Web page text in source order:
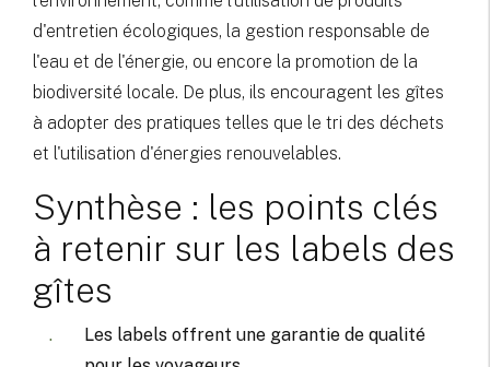
d'entretien écologiques, la gestion responsable de
l'eau et de l'énergie, ou encore la promotion de la
biodiversité locale. De plus, ils encouragent les gîtes
à adopter des pratiques telles que le tri des déchets
et l'utilisation d'énergies renouvelables.
Synthèse : les points clés
à retenir sur les labels des
gîtes
Les labels offrent une garantie de qualité